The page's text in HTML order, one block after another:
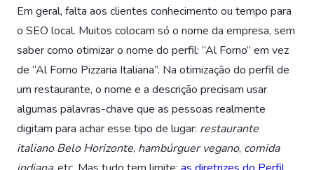
Em geral, falta aos clientes conhecimento ou tempo para
o SEO local. Muitos colocam só o nome da empresa, sem
saber como otimizar o nome do perfil: “Al Forno” em vez
de “Al Forno Pizzaria Italiana”. Na otimização do perfil de
um restaurante, o nome e a descrição precisam usar
algumas palavras-chave que as pessoas realmente
digitam para achar esse tipo de lugar: restaurante
italiano Belo Horizonte, hambúrguer vegano, comida